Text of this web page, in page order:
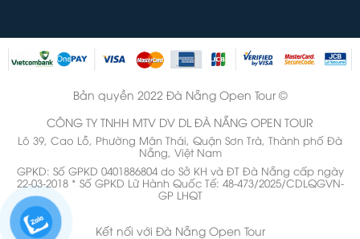
Bản quyền 2022 Đà Nẵng Open Tour ©
CÔNG TY TNHH MTV DV DL ĐÀ NẴNG OPEN TOUR
Lô 39, Cao Lỗ, Phường Mân Thái, Quận Sơn Trà, Thành phố Đà
Nẵng, Việt Nam
GPKD: Số GPKD 0401886804 do Sở KH và ĐT Đà Nẵng cấp ngày
22-03-2018 * Số GPKD Lữ Hành Quốc Tế: 48-473/2025/CDLQGVN-
GP LHQT
Kết nối với Đà Nẵng Open Tour